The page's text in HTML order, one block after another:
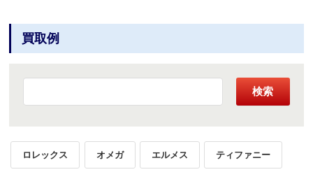
買取例
検索
ロレックス オメガ エルメス ティファニー